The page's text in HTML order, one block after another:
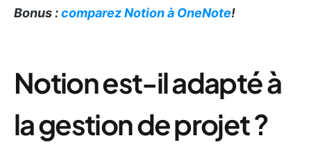
Bonus :comparez Notion à OneNote!
Notion est-il adapté à
la gestion de projet ?